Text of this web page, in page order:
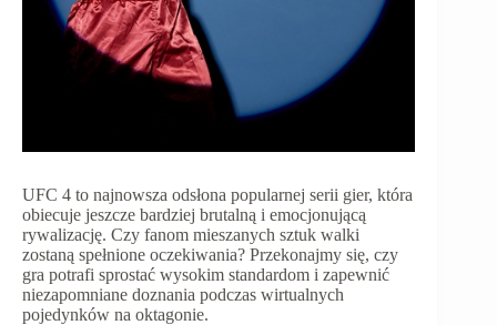
UFC 4 to najnowsza odsłona popularnej serii gier, która
obiecuje jeszcze bardziej brutalną i emocjonującą
rywalizację. Czy fanom mieszanych sztuk walki
zostaną spełnione oczekiwania? Przekonajmy się, czy
gra potrafi sprostać wysokim standardom i zapewnić
niezapomniane doznania podczas wirtualnych
pojedynków na oktagonie.